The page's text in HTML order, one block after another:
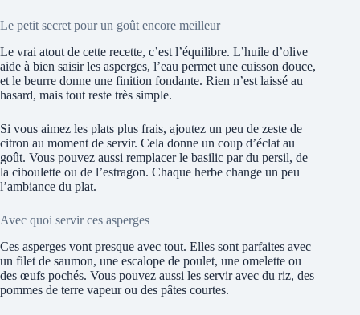
Le petit secret pour un goût encore meilleur
Le vrai atout de cette recette, c’est l’équilibre. L’huile d’olive
aide à bien saisir les asperges, l’eau permet une cuisson douce,
et le beurre donne une finition fondante. Rien n’est laissé au
hasard, mais tout reste très simple.
Si vous aimez les plats plus frais, ajoutez un peu de zeste de
citron au moment de servir. Cela donne un coup d’éclat au
goût. Vous pouvez aussi remplacer le basilic par du persil, de
la ciboulette ou de l’estragon. Chaque herbe change un peu
l’ambiance du plat.
Avec quoi servir ces asperges
Ces asperges vont presque avec tout. Elles sont parfaites avec
un filet de saumon, une escalope de poulet, une omelette ou
des œufs pochés. Vous pouvez aussi les servir avec du riz, des
pommes de terre vapeur ou des pâtes courtes.